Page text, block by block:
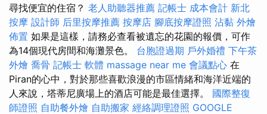
尋找便宜的住宿？ 老人助聽器推薦 記帳士 成本會計 新北
按摩 設計師 后里按摩推薦 按摩店 腳底按摩證照 沾黏 外燴
佈置 如果是這樣，請務必查看被遺忘的花園的報價，可作
為14個現代房間和海灘景色。 台胞證過期 戶外婚禮 下午茶
外燴 喬骨 記帳士 軟體 massage near me 會議點心 在
Piran的心中，對於那些喜歡浪漫的市區情緒和海洋近端的
人來說，塔蒂尼廣場上的酒店可能是最佳選擇。 國際整復
師證照 自助餐外燴 自助搬家 經絡調理證照 GOOGLE